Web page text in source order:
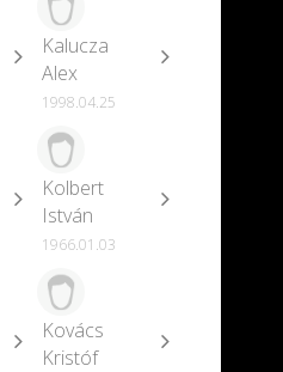
Kalucza
Alex
1998.04.25
Kolbert
István
1966.01.03
Kovács
Kristóf